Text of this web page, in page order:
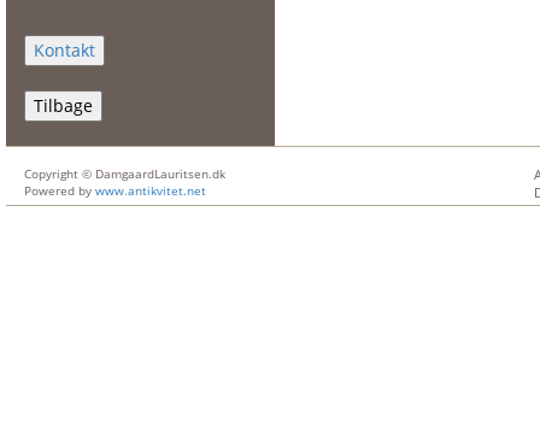
Tilbage
Copyright © DamgaardLauritsen.dk
Powered by www.antikvitet.net